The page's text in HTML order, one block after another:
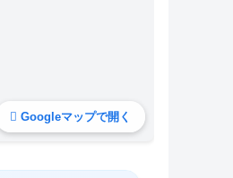
Googleマップで開く